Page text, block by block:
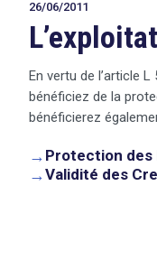
26/06/2011
En vertu de l’article
bénéficiez de la
bénéficierez
→ Protection des
→Validité des